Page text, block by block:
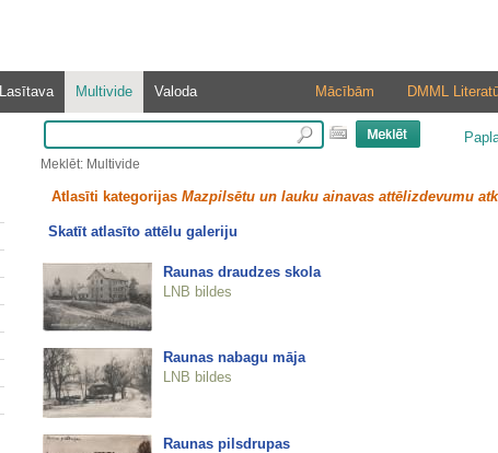
Lasītava Multivide Valoda DMML
Mācībām
Meklēt: Multivide
Atlasīti kategorijas Mazpilsētu un lauku ainavas attēlizdevumu
Skatīt atlasīto attēlu galeriju
Raunas draudzes skola
LNB bildes
Raunas nabagu māja
LNB bildes
Raunas pilsdrupas